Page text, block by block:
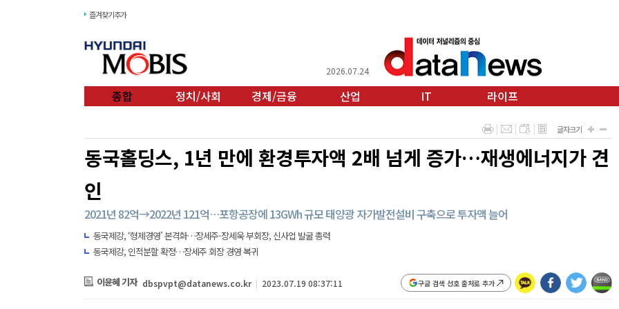
즐겨찾기추가
2026.07.24
종합 정치/사회 경제/금융 산업 IT 라이프
동국홀딩스, 1년 만에 환경투자액 2배 넘게 증가…재생에너지가 견
인
2021년 82억→2022년 121억…포항공장에 13GWh 규모 태양광 자가발전설비 구축으로 투자액 늘어
동국제강, ‘형제경영’ 본격화…장세주-장세욱 부회장, 신사업 발굴 총력
동국제강, 인적분할 확정…장세주 회장 경영 복귀
구글 검색 선호 출처로 추가
이윤혜 기자 dbspvpt@datanews.co.kr | 2023.07.19 08:37:11
글자크기